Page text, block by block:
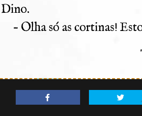
Dino.
– Olha só as cortinas!
"
🎈